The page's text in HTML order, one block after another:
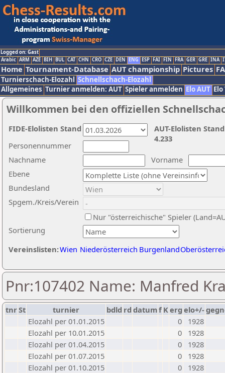
Logged on: Gast
Arabic ARM AZE BIH BUL CAT CHN CRO CZE DEN ENG ESP FAI FIN FRA GER GRE INA
Home Tournament-Database AUT championship Pictures
Turnierschach-Elozahl Schnellschach-Elozahl
Allgemeines Turnier anmelden: AUT Spieler anmelden Elo AUT
Willkommen bei den offiziellen
Nachname
Vorname
Ebene
Sortierung
Personennummer
Bundesland
Spgem./Kreis/Verein
Nur "österreichische" Spieler
Vereinslisten:Wien Niederösterreich Burgenland
AUT-Elolisten
4.233
FIDE-Elolisten Stand
Pnr:107402 Name: Manfred
tnrSt turnier bdld rd datumf Kerg elo+/-
Elozahl per 01.01.2015
0
1928
Elozahl per 10.01.2015
0
1928
Elozahl per 01.04.2015
0
1928
Elozahl per 01.07.2015
0
1928
Elozahl per 01.10.2015
0
1928